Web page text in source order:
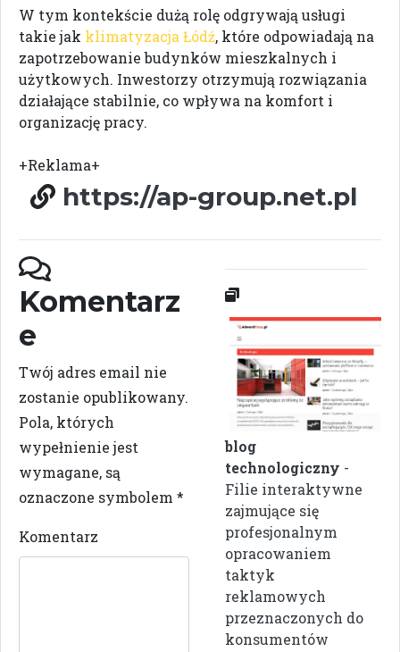
W tym kontekście dużą rolę odgrywają usługi
takie jak klimatyzacja Łódź, które odpowiadają na
zapotrzebowanie budynków mieszkalnych i
użytkowych. Inwestorzy otrzymują rozwiązania
działające stabilnie, co wpływa na komfort i
organizację pracy.
+Reklama+
https://ap-group.net.pl
Komentarz
e
Twój adres email nie
zostanie opublikowany.
Pola, których
wypełnienie jest
wymagane, są
oznaczone symbolem *
Komentarz
blog
technologiczny -
Filie interaktywne
zajmujące się
profesjonalnym
opracowaniem
taktyk
reklamowych
przeznaczonych do
konsumentów